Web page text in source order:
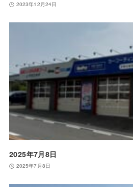
2023年12月24日
2025年7月8日
2025年7月8日